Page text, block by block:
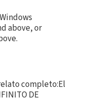
above, or
completo:El
DE